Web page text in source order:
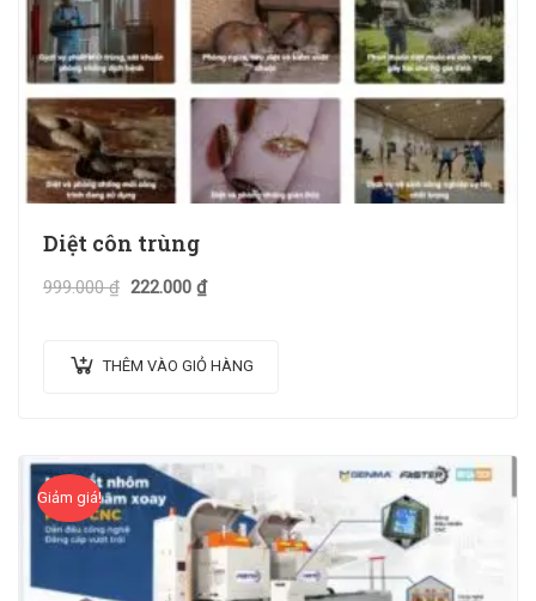
Diệt côn trùng
999.000₫ 222.000 ₫
THÊM VÀO GIỎ HÀNG
Giảm giá!